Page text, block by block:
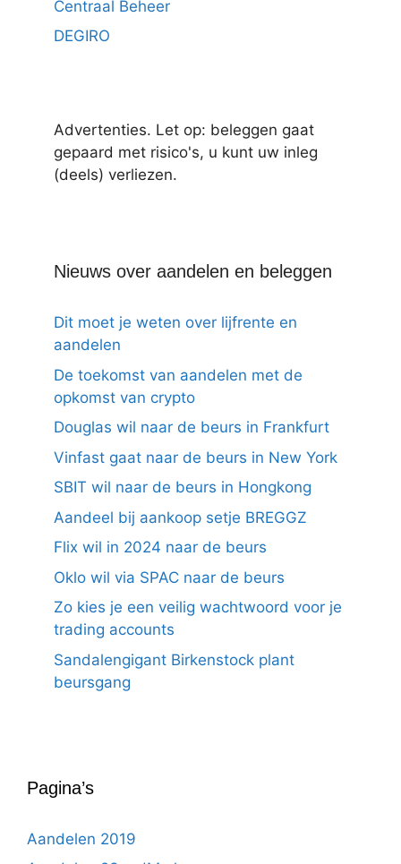
Centraal Beheer
DEGIRO
Advertenties. Let op: beleggen gaat
gepaard met risico's, u kunt uw inleg
(deels) verliezen.
Nieuws over aandelen en beleggen
Dit moet je weten over lijfrente en
aandelen
De toekomst van aandelen met de
opkomst van crypto
Douglas wil naar de beurs in Frankfurt
Vinfast gaat naar de beurs in New York
SBIT wil naar de beurs in Hongkong
Aandeel bij aankoop setje BREGGZ
Flix wil in 2024 naar de beurs
Oklo wil via SPAC naar de beurs
Zo kies je een veilig wachtwoord voor je
trading accounts
Sandalengigant Birkenstock plant
beursgang
Pagina’s
Aandelen 2019